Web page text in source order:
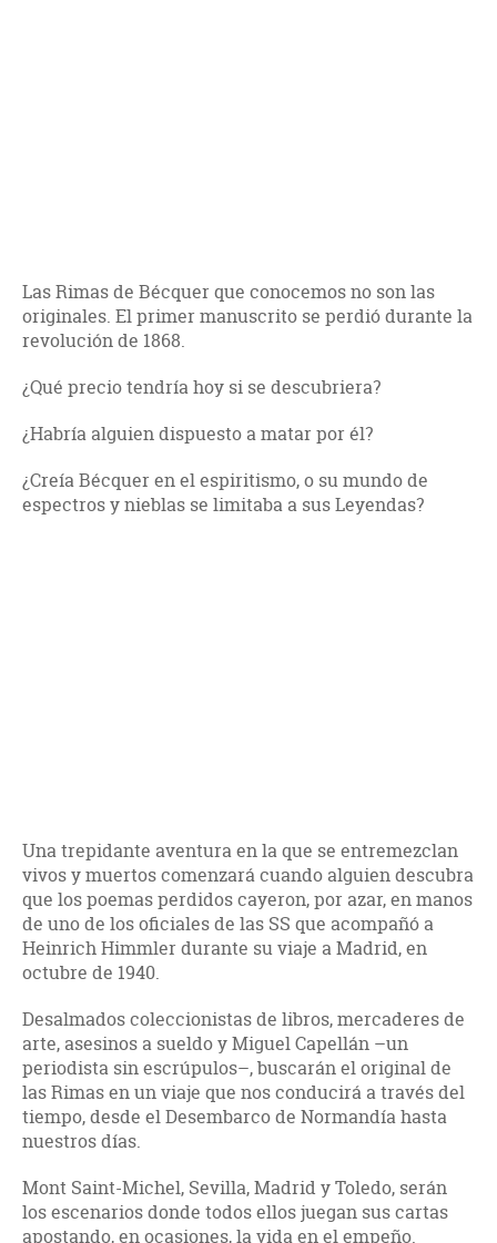
Las Rimas de Bécquer que conocemos no son las
originales. El primer manuscrito se perdió durante la
revolución de 1868.
¿Qué precio tendría hoy si se descubriera?
¿Habría alguien dispuesto a matar por él?
¿Creía Bécquer en el espiritismo, o su mundo de
espectros y nieblas se limitaba a sus Leyendas?
Una trepidante aventura en la que se entremezclan
vivos y muertos comenzará cuando alguien descubra
que los poemas perdidos cayeron, por azar, en manos
de uno de los oficiales de las SS que acompañó a
Heinrich Himmler durante su viaje a Madrid, en
octubre de 1940.
Desalmados coleccionistas de libros, mercaderes de
arte, asesinos a sueldo y Miguel Capellán –un
periodista sin escrúpulos–, buscarán el original de
las Rimas en un viaje que nos conducirá a través del
tiempo, desde el Desembarco de Normandía hasta
nuestros días.
Mont Saint-Michel, Sevilla, Madrid y Toledo, serán
los escenarios donde todos ellos juegan sus cartas
apostando, en ocasiones, la vida en el empeño.